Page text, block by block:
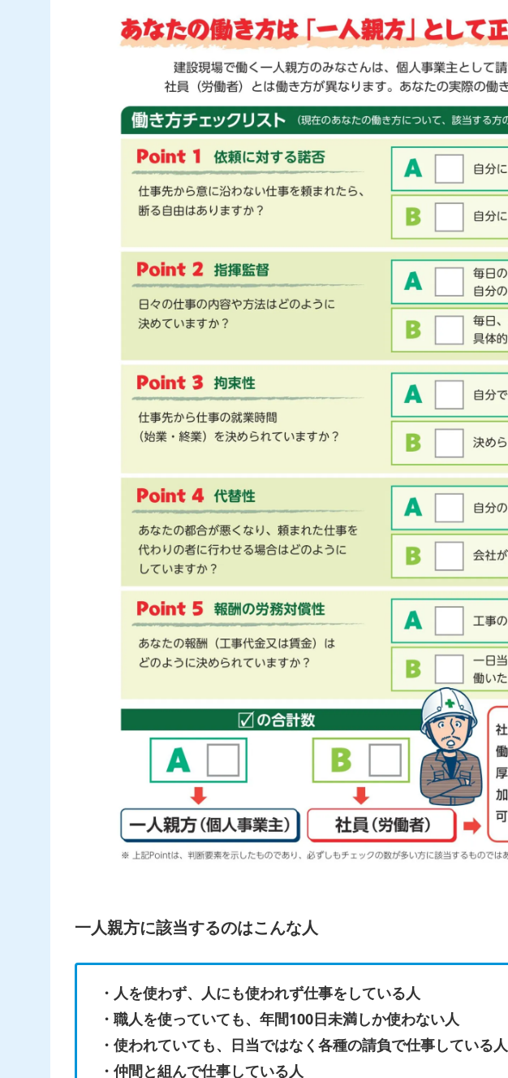
一人親方に該当するのはこんな人
・人を使わず、人にも使われず仕事をしている人
・職人を使っていても、年間100日未満しか使わない人
・使われていても、日当ではなく各種の請負で仕事している人
・仲間と組んで仕事している人